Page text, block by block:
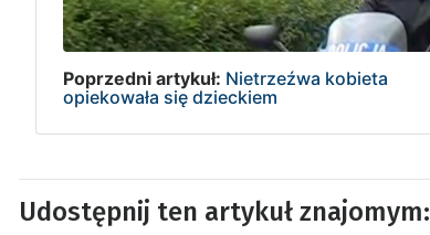
Poprzedni artykuł: Nietrzeźwa kobieta
opiekowała się dzieckiem
Udostępnij ten artykuł znajomym: